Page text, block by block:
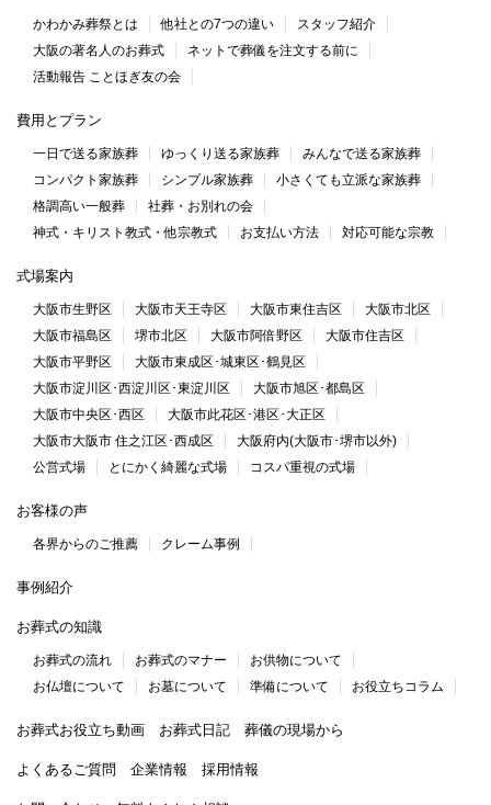
かわかみ葬祭とは 他社との7つの違い
スタッフ紹介
大阪の著名人のお葬式
ネットで葬儀を注文する前に
活動報告 ことほぎ友の会
費用とプラン
一日で送る家族葬 ゆっくり送る家族葬
みんなで送る家族葬
コンパクト家族葬
シンプル家族葬
小さくても立派な家族葬
格調高い一般葬
社葬・お別れの会
神式・キリスト教式・他宗教式
お支払い方法 対応可能な宗教
式場案内
大阪市生野区 大阪市天王寺区 大阪市東住吉区
大阪市北区
大阪市福島区
堺市北区 大阪市阿倍野区
大阪市住吉区
大阪市平野区
大阪市東成区･城東区･鶴見区
大阪市淀川区･西淀川区･東淀川区
大阪市旭区･都島区
大阪市中央区･西区
大阪市此花区･港区･大正区
大阪市大阪市 住之江区･西成区
大阪府内(大阪市･堺市以外)
公営式場
とにかく綺麗な式場 コスパ重視の式場
お客様の声
各界からのご推薦 クレーム事例
事例紹介
お葬式の知識
お葬式の流れ お葬式のマナー
お供物について
お仏壇について
お墓について 準備について お役立ちコラム
お葬式お役立ち動画 お葬式日記 葬儀の現場から
よくあるご質問 企業情報 採用情報